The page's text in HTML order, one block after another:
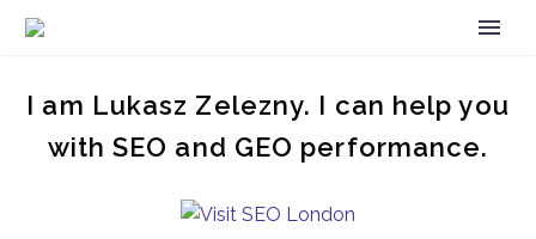
I am Lukasz Zelezny. I can help you
with SEO and GEO performance.